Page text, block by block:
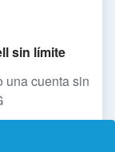
sin límite
una cuenta sin